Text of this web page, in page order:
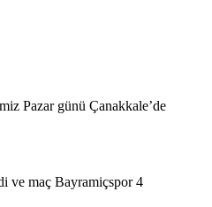
Pazar günü Çanakkale’de
ve maç Bayramiçspor 4